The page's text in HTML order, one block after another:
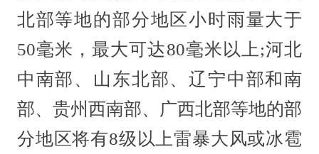
北部等地的部分地区小时雨量大于
50毫米，最大可达80毫米以上;河北
中南部、山东北部、辽宁中部和南
部、贵州西南部、广西北部等地的部
分地区将有8级以上雷暴大风或冰雹